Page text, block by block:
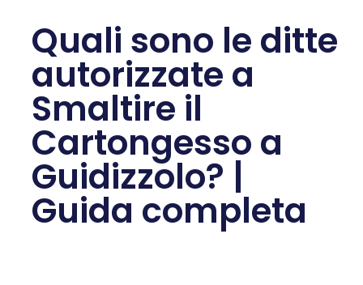
Quali sono le ditte
autorizzate a
Smaltire il
Cartongesso a
Guidizzolo? |
Guida completa